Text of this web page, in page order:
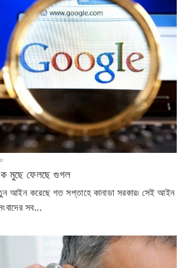
০
মুছে ফেলছে গুগল
আইন করেছে গত সপ্তাহে কানাডা সরকার৷ সেই আইন
সব...